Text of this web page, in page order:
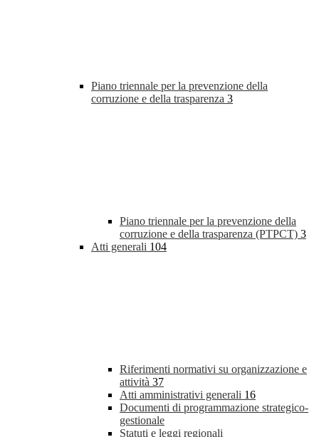
Piano triennale per la prevenzione della
corruzione e della trasparenza 3
Piano triennale per la prevenzione della
corruzione e della trasparenza (PTPCT) 3
Atti generali 104
Riferimenti normativi su organizzazione e
attività 37
Atti amministrativi generali 16
Documenti di programmazione strategico-
gestionale
Statuti e leggi regionali